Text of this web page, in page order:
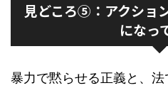
見どころ⑤：アクショ
になっ
暴力で黙らせる正義と、法